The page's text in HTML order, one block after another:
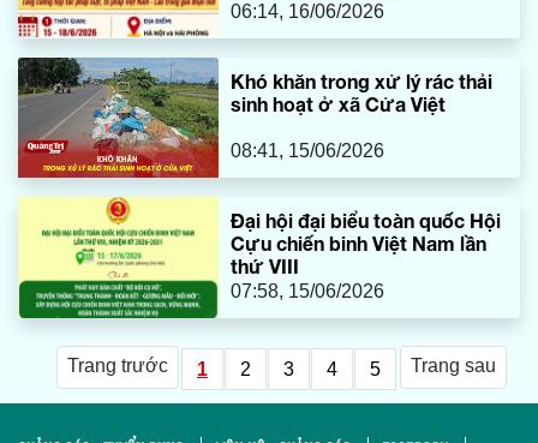
06:14, 16/06/2026
Khó khăn trong xử lý rác thải
sinh hoạt ở xã Cửa Việt
08:41, 15/06/2026
Đại hội đại biểu toàn quốc Hội
Cựu chiến binh Việt Nam lần
thứ VIII
07:58, 15/06/2026
Trang trước 1 2 3 4 5 Trang sau